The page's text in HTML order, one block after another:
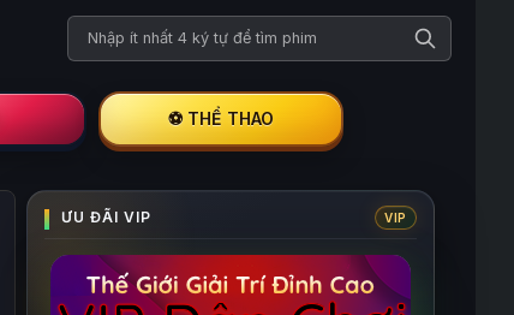
Tìm kiếm phim
⚽ THỂ THAO